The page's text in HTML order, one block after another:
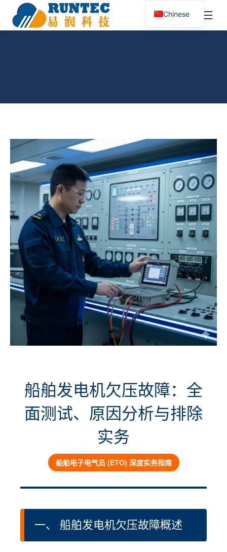
船舶发电机欠压故障：全
面测试、原因分析与排除
实务
船舶电子电气员 (ETO) 深度实务指南
一、 船舶发电机欠压故障概述
Chinese